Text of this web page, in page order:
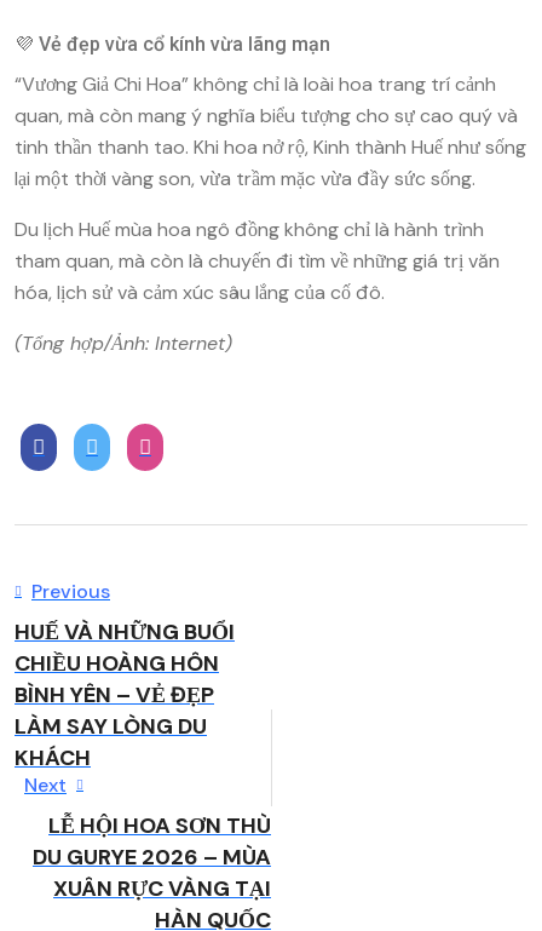
💜 Vẻ đẹp vừa cổ kính vừa lãng mạn
“Vương Giả Chi Hoa” không chỉ là loài hoa trang trí cảnh
quan, mà còn mang ý nghĩa biểu tượng cho sự cao quý và
tinh thần thanh tao. Khi hoa nở rộ, Kinh thành Huế như sống
lại một thời vàng son, vừa trầm mặc vừa đầy sức sống.
Du lịch Huế mùa hoa ngô đồng không chỉ là hành trình
tham quan, mà còn là chuyến đi tìm về những giá trị văn
hóa, lịch sử và cảm xúc sâu lắng của cố đô.
(Tổng hợp/Ảnh: Internet)
Điều
hướng
bài
viết
Previous
Previous
post:
HUẾ VÀ NHỮNG BUỔI
CHIỀU HOÀNG HÔN
BÌNH YÊN – VẺ ĐẸP
LÀM SAY LÒNG DU
KHÁCH
Next
Next
post:LỄ HỘI HOA SƠN THÙ
DU GURYE 2026 – MÙA
XUÂN RỰC VÀNG TẠI
HÀN QUỐC